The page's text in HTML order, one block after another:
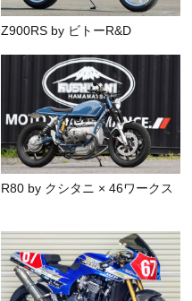
Z900RS by ビトーR&D
R80 by クシタニ × 46ワークス